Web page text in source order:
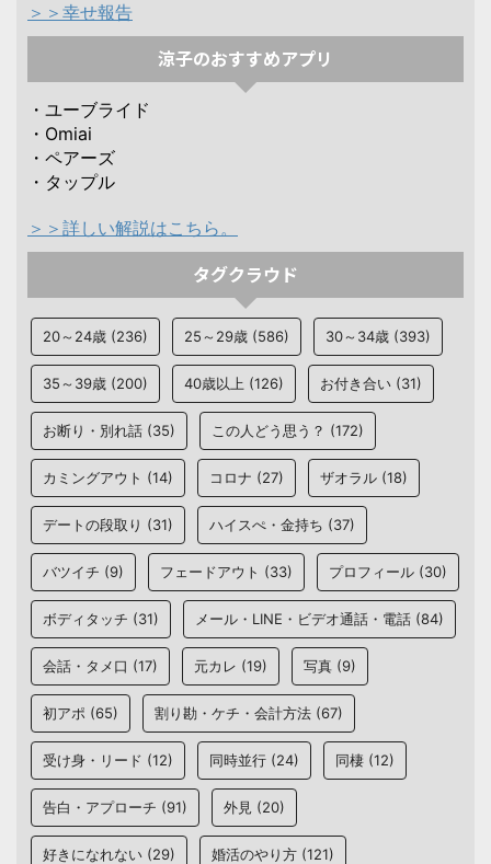
＞＞幸せ報告
涼子のおすすめアプリ
・ユーブライド
・Omiai
・ペアーズ
・タップル
＞＞詳しい解説はこちら。
タグクラウド
20～24歳 (236) 25～29歳 (586) 30～34歳 (393)
35～39歳 (200) 40歳以上 (126) お付き合い (31)
お断り・別れ話 (35) この人どう思う？ (172)
カミングアウト (14) コロナ (27) ザオラル (18)
デートの段取り (31) ハイスぺ・金持ち (37)
バツイチ (9) フェードアウト (33) プロフィール (30)
ボディタッチ (31) メール・LINE・ビデオ通話・電話 (84)
会話・タメ口 (17) 元カレ (19) 写真 (9)
初アポ (65) 割り勘・ケチ・会計方法 (67)
受け身・リード (12) 同時並行 (24) 同棲 (12)
告白・アプローチ (91) 外見 (20)
好きになれない (29) 婚活のやり方 (121)